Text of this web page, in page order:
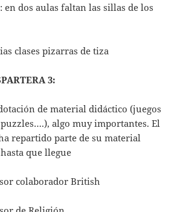
en dos aulas faltan las sillas de los
clases pizarras de tiza
3:
de material didáctico (juegos
algo muy importantes. El
repartido parte de su material
que llegue
colaborador British